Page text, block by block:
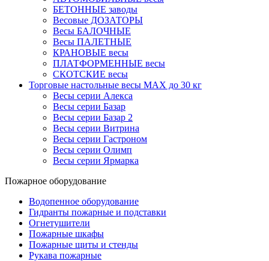
БЕТОННЫЕ заводы
Весовые ДОЗАТОРЫ
Весы БАЛОЧНЫЕ
Весы ПАЛЕТНЫЕ
КРАНОВЫЕ весы
ПЛАТФОРМЕННЫЕ весы
СКОТСКИЕ весы
Торговые настольные весы MAX до 30 кг
Весы серии Алекса
Весы серии Базар
Весы серии Базар 2
Весы серии Витрина
Весы серии Гастроном
Весы серии Олимп
Весы серии Ярмарка
Пожарное оборудование
Водопенное оборудование
Гидранты пожарные и подставки
Огнетушители
Пожарные шкафы
Пожарные щиты и стенды
Рукава пожарные